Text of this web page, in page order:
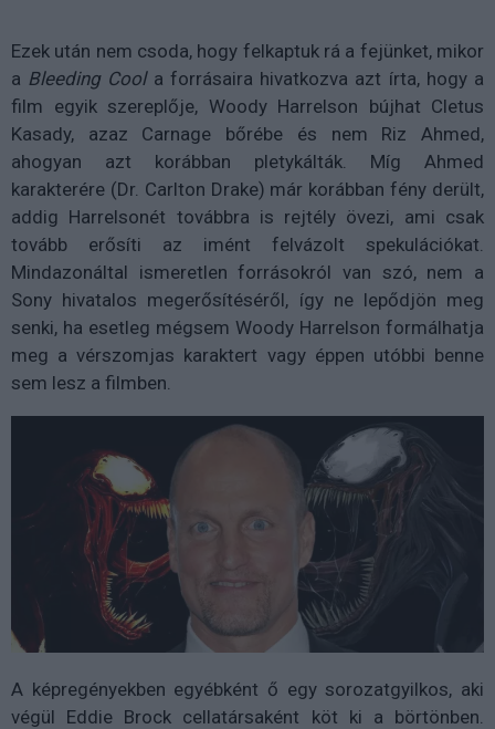
Ezek után nem csoda, hogy felkaptuk rá a fejünket, mikor
a Bleeding Coola forrásaira hivatkozva azt írta, hogy a
film egyik szereplője, Woody Harrelson bújhat Cletus
Kasady, azaz Carnage bőrébe és nem Riz Ahmed,
ahogyan azt korábban pletykálták. Míg Ahmed
karakterére (Dr. Carlton Drake) már korábban fény derült,
addig Harrelsonét továbbra is rejtély övezi, ami csak
tovább erősíti az imént felvázolt spekulációkat.
Mindazonáltal ismeretlen forrásokról van szó, nem a
Sony hivatalos megerősítéséről, így ne lepődjön meg
senki, ha esetleg mégsem Woody Harrelson formálhatja
meg a vérszomjas karaktert vagy éppen utóbbi benne
sem lesz a filmben.
A képregényekben egyébként ő egy sorozatgyilkos, aki
végül Eddie Brock cellatársaként köt ki a börtönben.